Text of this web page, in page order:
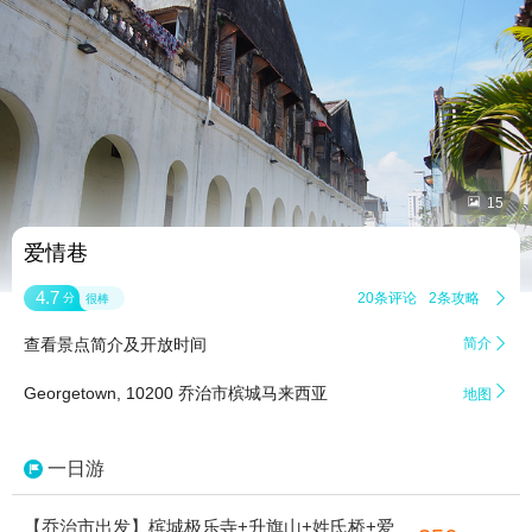
 15
爱情巷
4.7 分 很棒 20条评论 2条攻略 
查看景点简介及开放时间 简介 
Georgetown, 10200 乔治市槟城马来西亚 地图 
一日游
【乔治市出发】槟城极乐寺+升旗山+姓氏桥+爱
